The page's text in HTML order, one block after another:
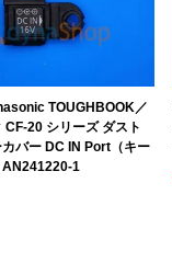
TOUGHBOOK／
CF-20 シリーズ ダスト
バー DC IN Port（キー
1